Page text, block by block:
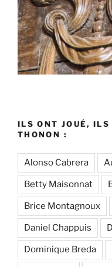
ILS ONT JOUÉ, ILS
THONON :
Alonso Cabrera
Betty Maisonnat
Brice Montagnoux
Daniel Chappuis
Dominique Breda